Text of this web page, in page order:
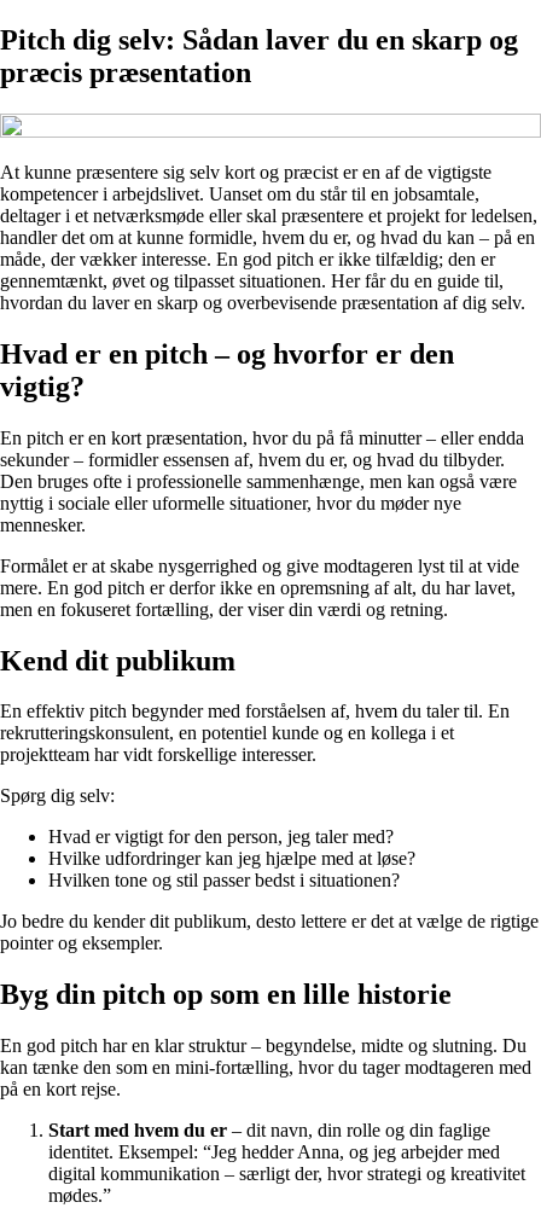
Pitch dig selv: Sådan laver du en skarp og
præcis præsentation
At kunne præsentere sig selv kort og præcist er en af de vigtigste
kompetencer i arbejdslivet. Uanset om du står til en jobsamtale,
deltager i et netværksmøde eller skal præsentere et projekt for ledelsen,
handler det om at kunne formidle, hvem du er, og hvad du kan – på en
måde, der vækker interesse. En god pitch er ikke tilfældig; den er
gennemtænkt, øvet og tilpasset situationen. Her får du en guide til,
hvordan du laver en skarp og overbevisende præsentation af dig selv.
Hvad er en pitch – og hvorfor er den
vigtig?
En pitch er en kort præsentation, hvor du på få minutter – eller endda
sekunder – formidler essensen af, hvem du er, og hvad du tilbyder.
Den bruges ofte i professionelle sammenhænge, men kan også være
nyttig i sociale eller uformelle situationer, hvor du møder nye
mennesker.
Formålet er at skabe nysgerrighed og give modtageren lyst til at vide
mere. En god pitch er derfor ikke en opremsning af alt, du har lavet,
men en fokuseret fortælling, der viser din værdi og retning.
Kend dit publikum
En effektiv pitch begynder med forståelsen af, hvem du taler til. En
rekrutteringskonsulent, en potentiel kunde og en kollega i et
projektteam har vidt forskellige interesser.
Spørg dig selv:
Hvad er vigtigt for den person, jeg taler med?
Hvilke udfordringer kan jeg hjælpe med at løse?
Hvilken tone og stil passer bedst i situationen?
Jo bedre du kender dit publikum, desto lettere er det at vælge de rigtige
pointer og eksempler.
Byg din pitch op som en lille historie
En god pitch har en klar struktur – begyndelse, midte og slutning. Du
kan tænke den som en mini-fortælling, hvor du tager modtageren med
på en kort rejse.
Start med hvem du er – dit navn, din rolle og din faglige
identitet. Eksempel: “Jeg hedder Anna, og jeg arbejder med
digital kommunikation – særligt der, hvor strategi og kreativitet
mødes.”